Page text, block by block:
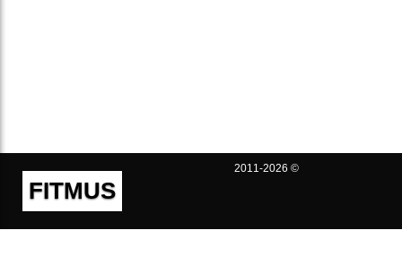
FITMUS
2011-2026 ©